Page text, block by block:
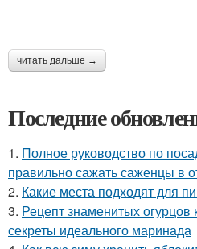
читать дальше →
Последние
1. Полное руководство по
правильно сажать саженцы в
2. Какие места подходят для
3. Рецепт знаменитых
секреты идеального маринада